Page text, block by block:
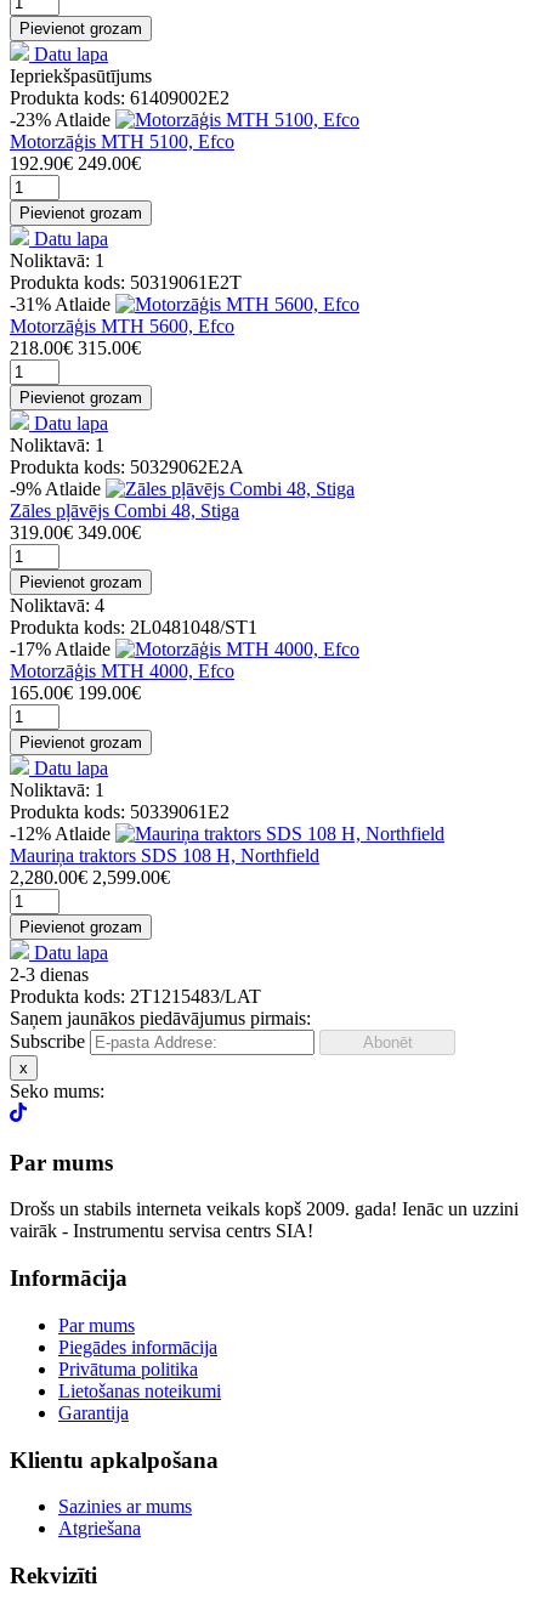
Pievienot grozam
Datu lapa
Iepriekšpasūtījums
Produkta kods: 61409002E2
-23% Atlaide
Motorzāģis MTH 5100, Efco
192.90€ 249.00€
Pievienot grozam
Datu lapa
Noliktavā: 1
Produkta kods: 50319061E2T
-31% Atlaide
Motorzāģis MTH 5600, Efco
218.00€ 315.00€
Pievienot grozam
Datu lapa
Noliktavā: 1
Produkta kods: 50329062E2A
-9% Atlaide
Zāles pļāvējs Combi 48, Stiga
319.00€ 349.00€
Pievienot grozam
Noliktavā: 4
Produkta kods: 2L0481048/ST1
-17% Atlaide
Motorzāģis MTH 4000, Efco
165.00€ 199.00€
Pievienot grozam
Datu lapa
Noliktavā: 1
Produkta kods: 50339061E2
-12% Atlaide
Mauriņa traktors SDS 108 H, Northfield
2,280.00€ 2,599.00€
Pievienot grozam
Datu lapa
2-3 dienas
Produkta kods: 2T1215483/LAT
Saņem jaunākos piedāvājumus pirmais:
Subscribe
x
Seko mums:
Par mums
Drošs un stabils interneta veikals kopš 2009. gada! Ienāc un uzzini
vairāk - Instrumentu servisa centrs SIA!
Informācija
Par mums
Piegādes informācija
Privātuma politika
Lietošanas noteikumi
Garantija
Klientu apkalpošana
Sazinies ar mums
Atgriešana
Rekvizīti